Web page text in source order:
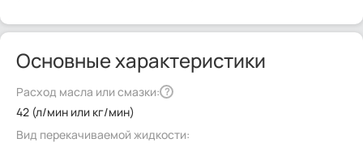
Основные характеристики
Расход масла или смазки: ?
42 (л/мин или кг/мин)
Вид перекачиваемой жидкости: